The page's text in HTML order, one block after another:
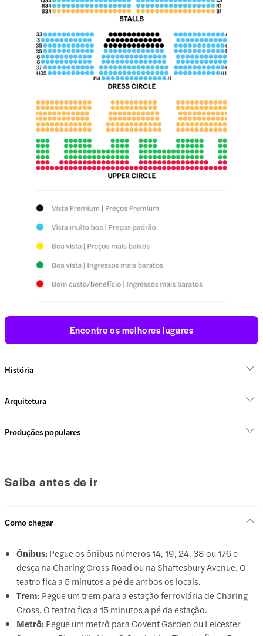
Encontre os melhores lugares
História
Arquitetura
Produções populares
Saiba antes de ir
Como chegar
Ônibus: Pegue os ônibus números 14, 19, 24, 38 ou 176 e
desça na Charing Cross Road ou na Shaftesbury Avenue. O
teatro fica a 5 minutos a pé de ambos os locais.
Trem: Pegue um trem para a estação ferroviária de Charing
Cross. O teatro fica a 15 minutos a pé da estação.
Metrô: Pegue um metrô para Covent Garden ou Leicester